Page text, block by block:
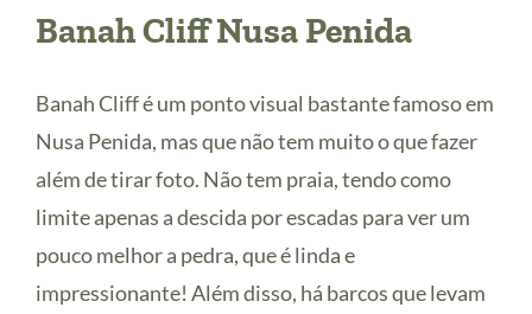
Banah Cliff Nusa Penida
Banah Cliff é um ponto visual bastante famoso em
Nusa Penida, mas que não tem muito o que fazer
além de tirar foto. Não tem praia, tendo como
limite apenas a descida por escadas para ver um
pouco melhor a pedra, que é linda e
impressionante! Além disso, há barcos que levam